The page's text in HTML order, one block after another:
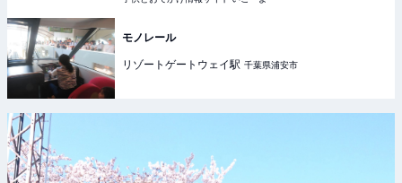
モノレール
リゾートゲートウェイ駅 千葉県浦安市